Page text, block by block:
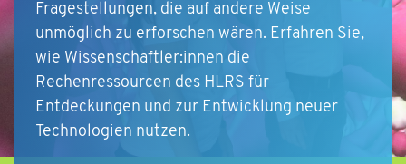
Fragestellungen, die auf andere Weise
unmöglich zu erforschen wären. Erfahren Sie,
wie Wissenschaftler:innen die
Rechenressourcen des HLRS für
Entdeckungen und zur Entwicklung neuer
Technologien nutzen.